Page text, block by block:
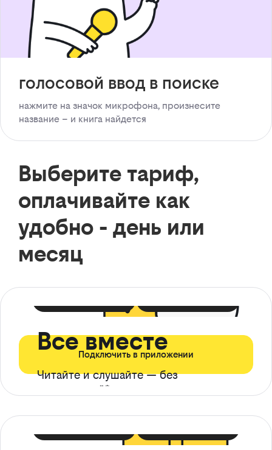
голосовой ввод в поиске
нажмите на значок микрофона, произнесите
название – и книга найдется
Выберите тариф,
оплачивайте как
удобно - день или
месяц
Все вместе
Читайте и слушайте — без
ограничений*
Подключить в приложении